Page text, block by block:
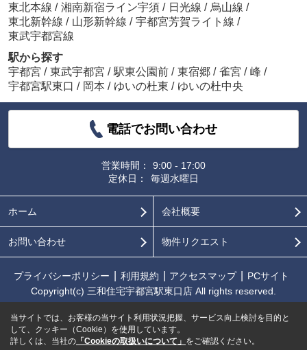
東北本線 / 湘南新宿ライン宇須 / 日光線 / 烏山線 /
東北新幹線 / 山形新幹線 / 宇都宮芳賀ライト線 /
東武宇都宮線
駅から探す
宇都宮 / 東武宇都宮 / 駅東公園前 / 東宿郷 / 雀宮 / 峰 /
宇都宮駅東口 / 岡本 / ゆいの杜東 / ゆいの杜中央
電話でお問い合わせ
営業時間：
9:00 - 17:00
定休日：
毎週水曜日
ホーム 会社概要
お問い合わせ 物件リクエスト
プライバシーポリシー 利用規約 アクセスマップ
PCサイト
Copyright(c) 三和住宅宇都宮駅東口店 All rights reserved.
当サイトでは、お客様の当サイト利用状況把握、サービス向上検討を目的と
して、クッキー（Cookie）を使用しています。
詳しくは、当社の 「Cookieの取扱いについて」 をご確認ください。